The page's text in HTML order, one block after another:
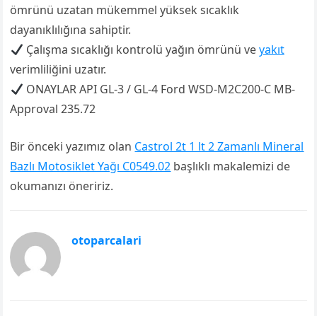
ömrünü uzatan mükemmel yüksek sıcaklık
dayanıklılığına sahiptir.
Çalışma sıcaklığı kontrolü yağın ömrünü veyakıt
verimliliğini uzatır.
ONAYLAR API GL-3 / GL-4 Ford WSD-M2C200-C MB-
Approval 235.72
Bir önceki yazımız olan Castrol 2t 1 lt 2 Zamanlı Mineral
Bazlı Motosiklet Yağı C0549.02 başlıklı makalemizi de
okumanızı öneririz.
otoparcalari